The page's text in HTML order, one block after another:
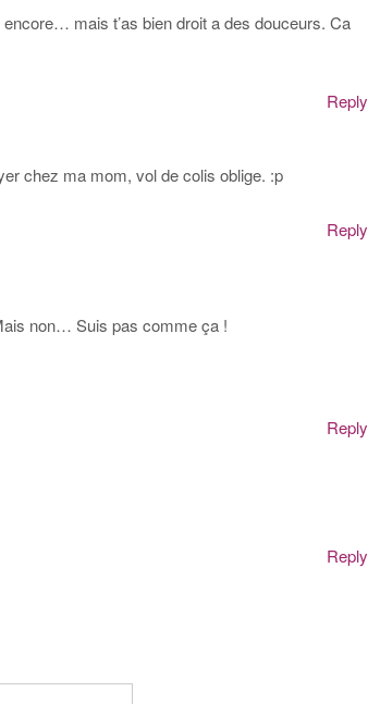
mais t’as bien droit a des douceurs. Ca
Reply
chez ma mom, vol de colis oblige. :p
Reply
non… Suis pas comme ça !
Reply
Reply